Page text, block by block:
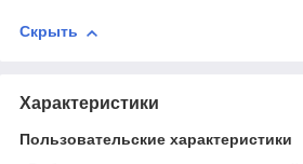
Скрыть
Характеристики
Пользовательские характеристики